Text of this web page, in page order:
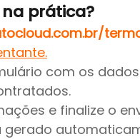
prática?
com os
e finalize o
gerado